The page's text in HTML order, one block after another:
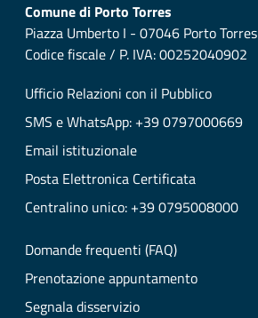
Comune di Porto Torres
Piazza Umberto I - 07046 Porto Torres
Codice fiscale / P. IVA: 00252040902
Ufficio Relazioni con il Pubblico
SMS e WhatsApp: +39 0797000669
Email istituzionale
Posta Elettronica Certificata
Centralino unico: +39 0795008000
Domande frequenti (FAQ)
Prenotazione appuntamento
Segnala disservizio